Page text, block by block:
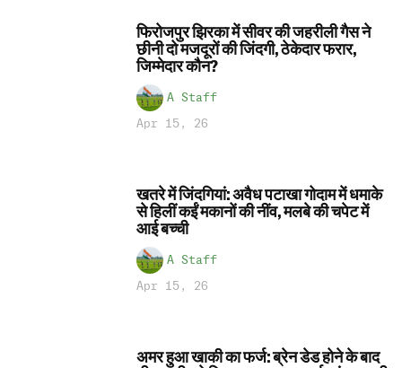
फिरोजपुर झिरका में सीवर की जहरीली गैस ने
छीनी दो मजदूरों की जिंदगी, ठेकेदार फरार,
जिम्मेदार कौन?
A Staff
Apr 15, 26
खतरे में जिंदगियां: अवैध पटाखा गोदाम में धमाके
से हिलीं कईं मकानों की नींव, मलबे की चपेट में
आई बच्ची
A Staff
Apr 15, 26
अमर हुआ खाकी का फर्ज: ब्रेन डेड होने के बाद